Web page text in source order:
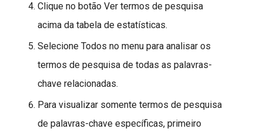
Clique no botão Ver termos de pesquisa
acima da tabela de estatísticas.
Selecione Todos no menu para analisar os
termos de pesquisa de todas as palavras-
chave relacionadas.
Para visualizar somente termos de pesquisa
de palavras-chave específicas, primeiro